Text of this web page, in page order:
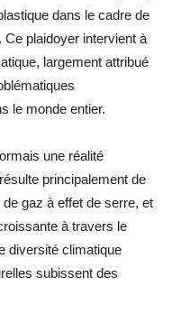
dans le cadre de
Ce plaidoyer intervient à
largement attribué
le monde entier.
une réalité
principalement de
gaz à effet de serre, et
à travers le
diversité climatique
subissent des